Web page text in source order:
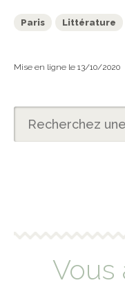
Paris Littérature
Mise en ligne le 13/10/2020
Vous